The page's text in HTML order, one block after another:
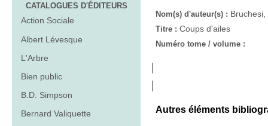
CATALOGUES D'ÉDITEURS
Action Sociale
Albert Lévesque
L'Arbre
Bien public
B.D. Simpson
Bernard Valiquette
Nom(s) d'auteur(s) : Bruchesi,
Titre : Coups d'ailes
Numéro tome / volume :
Autres éléments